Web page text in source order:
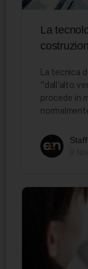
La
La tecnica
“dall’alto
procede in